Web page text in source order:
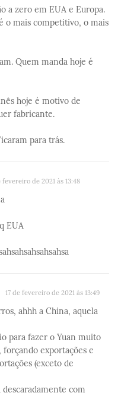
a zero em EUA e Europa.
o mais competitivo, o mais
Quem manda hoje é
hoje é motivo de
fabricante.
para trás.
fevereiro de 2021 às 13:48
EUA
17 de fevereiro de 2021 às 13:49
ahhh a China, aquela
para fazer o Yuan muito
forçando exportações e
(exceto de
descaradamente com